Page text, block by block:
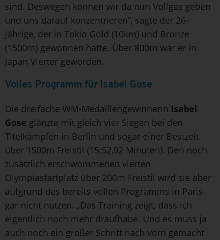
sind. Deswegen können wir da nun Vollgas geben
und uns darauf konzentrieren“, sagte der 26-
Jährige, der in Tokio Gold (10km) und Bronze
(1500m) gewonnen hatte. Über 800m war er in
Japan Vierter geworden.
Volles Programm für Isabel Gose
Die dreifache WM-Medaillengewinnerin Isabel
Gose glänzte mit gleich vier Siegen bei den
Titelkämpfen in Berlin und sogar einer Bestzeit
über 1500m Freistil (15:52,02 Minuten). Den noch
zusätzlich erschwommenen vierten
Olympiastartplatz über 200m Freistil wird sie aber
aufgrund des bereits vollen Programms in Paris
gar nicht nutzen. „Das Training zeigt, dass ich
eigentlich noch mehr draufhabe. Und es muss ja
auch noch ein großer Schritt nach vorn gemacht